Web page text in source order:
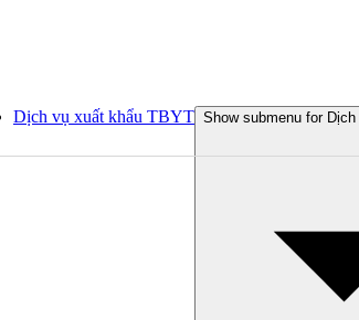
Dịch vụ xuất khẩu TBYT Show submenu for